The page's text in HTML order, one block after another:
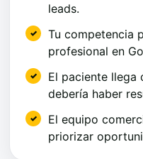
leads.
Tu competencia
profesional en
El paciente llega
debería haber
El equipo
priorizar